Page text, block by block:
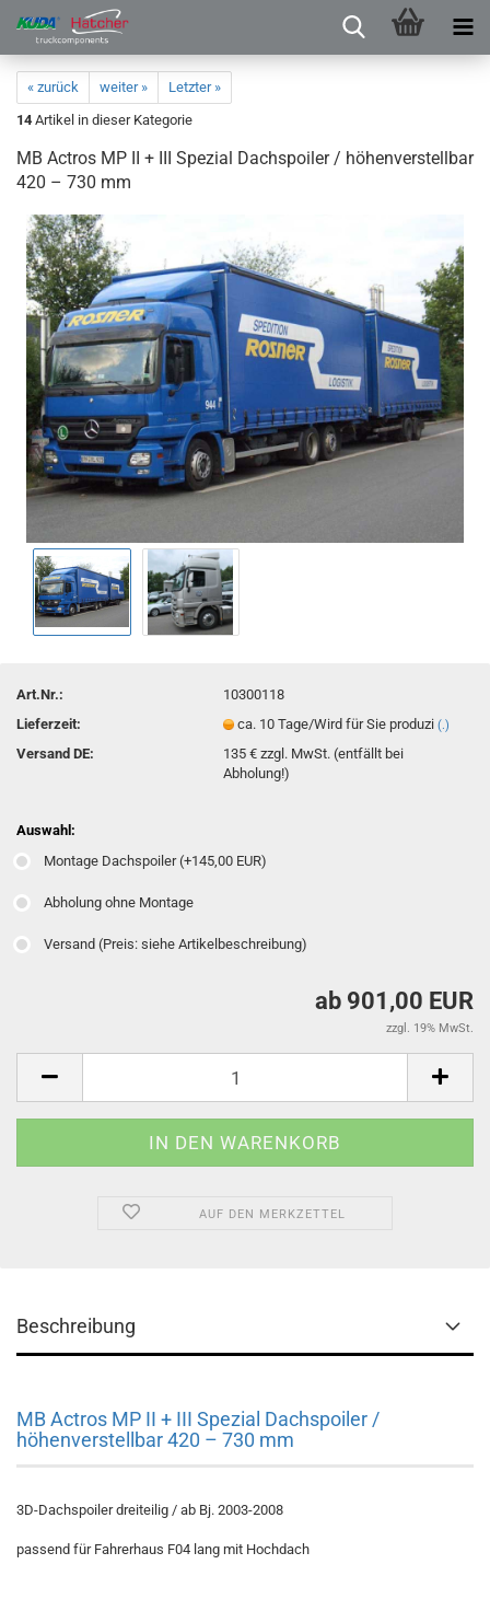
« zurück weiter »
Letzter »
14 Artikel in dieser Kategorie
MB Actros MP II + III Spezial Dachspoiler / höhenverstellbar
420 – 730 mm
Art.Nr.:
10300118
Lieferzeit:
ca. 10 Tage/Wird für Sie produzi(.)
Versand DE:
135 € zzgl. MwSt. (entfällt bei
Abholung!)
Auswahl:
Montage Dachspoiler (+145,00 EUR)
Abholung ohne Montage
Versand (Preis: siehe Artikelbeschreibung)
ab 901,00 EUR
zzgl. 19% MwSt.
AUF DEN MERKZETTEL
Beschreibung
MB Actros MP II + III Spezial Dachspoiler /
höhenverstellbar 420 – 730 mm
3D-Dachspoiler dreiteilig / ab Bj. 2003-2008
passend für Fahrerhaus F04 lang mit Hochdach